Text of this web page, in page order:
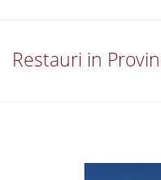
Restauri in